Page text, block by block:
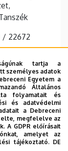
22672
Egyetem tér
tartja a
személyes adatok
Egyetem a
Általános
folyamatait és
és adatvédelmi
a Debreceni
megfelelve az
A GDPR előírásait
amelyet az
tájékoztató. DE